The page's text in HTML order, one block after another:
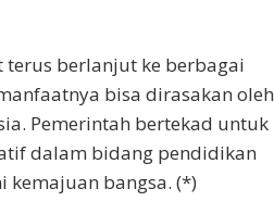
berlanjut ke berbagai
bisa dirasakan oleh
Pemerintah bertekad untuk
dalam bidang pendidikan
bangsa. (*)